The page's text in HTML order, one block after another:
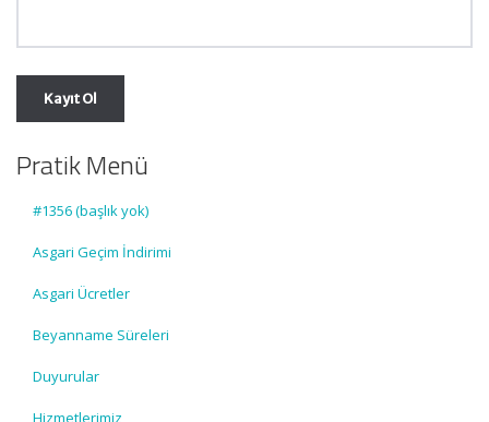
Pratik Menü
#1356 (başlık yok)
Asgari Geçim İndirimi
Asgari Ücretler
Beyanname Süreleri
Duyurular
Hizmetlerimiz